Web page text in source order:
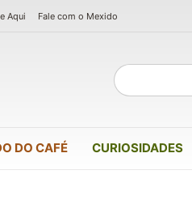
Aqui Fale com o Mexido
DO CAFÉ CURIOSIDADES